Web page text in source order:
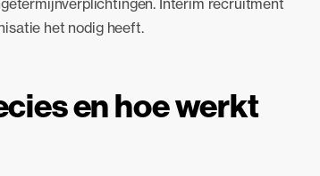
Interim recruitment
het nodig heeft.
en hoe werkt